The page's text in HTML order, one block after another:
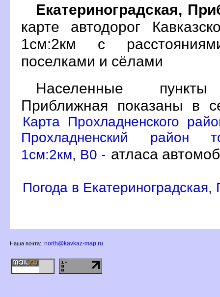
Екатериноградская,
карте автодорог
1см:2км с
поселками и сёлами
Населенные пункты
Приближная показаны в
Карта Прохладненского
Прохладненский район
1см:2км, B0 - атласа
Погода в
Наша почта: north@kavkaz-map.ru